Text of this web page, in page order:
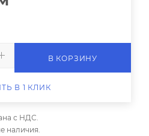
В КОРЗИНУ
В 1 КЛИК
с НДС.
наличия.